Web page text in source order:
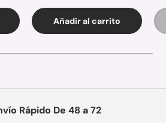
Añadir al carrito
Rápido De 48 a 72